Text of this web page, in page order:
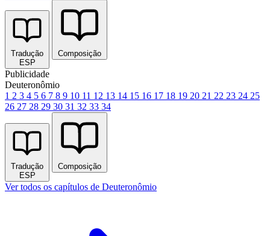
Tradução
ESP
Composição
Publicidade
Deuteronômio
1 2 3 4 5 6 7 8 9 10 11 12 13 14 15 16 17 18 19 20 21 22 23 24 25
26 27 28 29 30 31 32 33 34
Tradução
ESP
Composição
Ver todos os capítulos de Deuteronômio